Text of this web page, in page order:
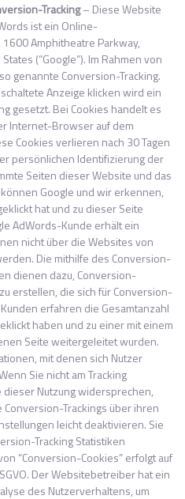
Tracking– Diese Website
ist ein Online-
Amphitheatre Parkway,
(“Google”). Im Rahmen von
genannte Conversion-Tracking.
Anzeige klicken wird ein
gesetzt. Bei Cookies handelt es
Internet-Browser auf dem
Cookies verlieren nach 30 Tagen
persönlichen Identifizierung der
Seiten dieser Website und das
Google und wir erkennen,
hat und zu dieser Seite
AdWords-Kunde erhält ein
nicht über die Websites von
Die mithilfe des Conversion-
dienen dazu, Conversion-
erstellen, die sich für Conversion-
erfahren die Gesamtanzahl
haben und zu einer mit einem
Seite weitergeleitet wurden.
mit denen sich Nutzer
Sie nicht am Tracking
Nutzung widersprechen,
Trackings über ihren
leicht deaktivieren. Sie
Tracking Statistiken
“Conversion-Cookies” erfolgt auf
Der Websitebetreiber hat ein
des Nutzerverhaltens, um